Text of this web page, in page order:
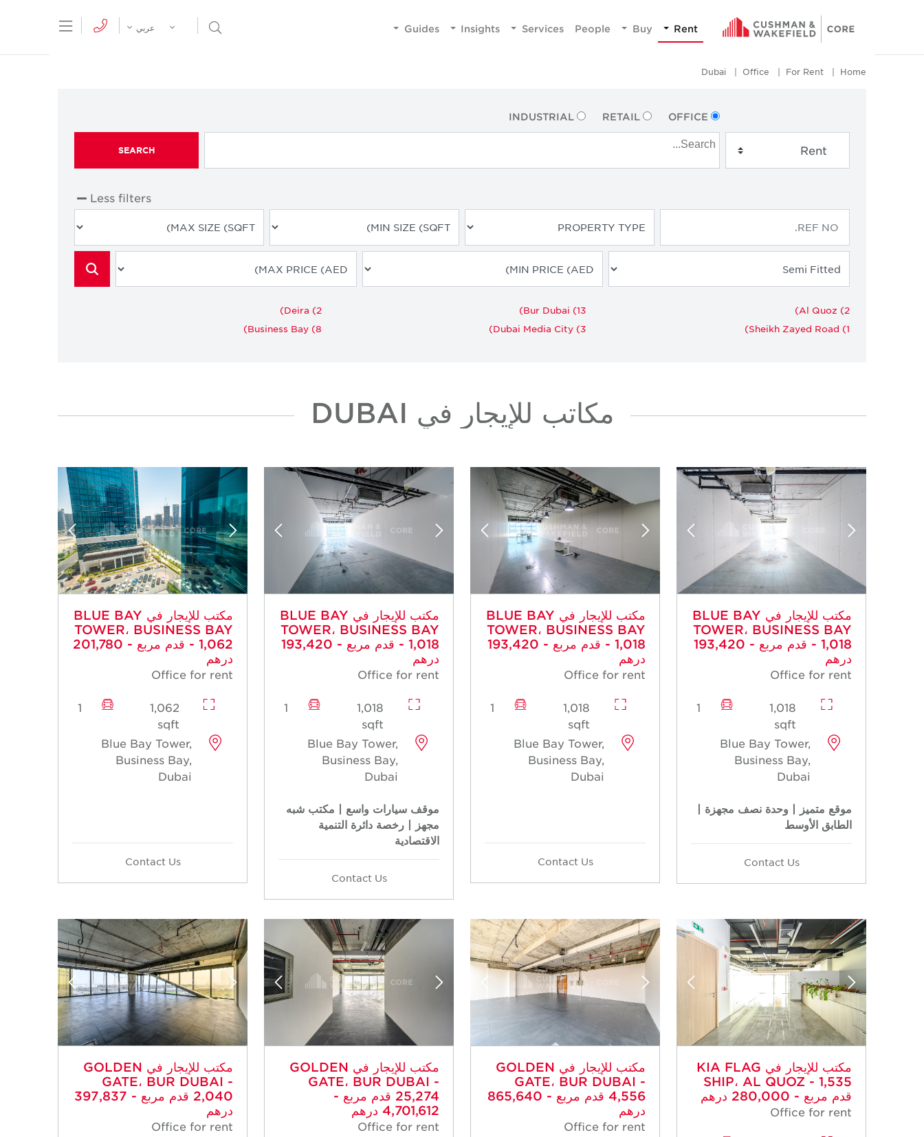
Rent
Buy
People
Services
Insights
Guides
Menu Open Search Menu
عربي
Home
For Rent
Office
Dubai
OFFICE
RETAIL
INDUSTRIAL
SEARCH
Less filters
Al Quoz (2)
Sheikh Zayed Road (1)
Bur Dubai (13)
Dubai Media City (3)
Deira (2)
Business Bay (8)
مكاتب للإيجار في DUBAI
مكتب للإيجار في BLUE BAY
TOWER، BUSINESS BAY
- 1,018 قدم مربع - 193,420
درهم
Office for rent
1,018
sqft
1
Blue Bay Tower,
Business Bay,
Dubai
موقع متميز | وحدة نصف مجهزة |
الطابق الأوسط
Contact Us
مكتب للإيجار في BLUE BAY
TOWER، BUSINESS BAY
- 1,018 قدم مربع - 193,420
درهم
Office for rent
1,018
sqft
1
Blue Bay Tower,
Business Bay,
Dubai
Contact Us
مكتب للإيجار في BLUE BAY
TOWER، BUSINESS BAY
- 1,018 قدم مربع - 193,420
درهم
Office for rent
1,018
sqft
1
Blue Bay Tower,
Business Bay,
Dubai
موقف سيارات واسع | مكتب شبه
مجهز | رخصة دائرة التنمية
الاقتصادية
Contact Us
مكتب للإيجار في BLUE BAY
TOWER، BUSINESS BAY
- 1,062 قدم مربع - 201,780
درهم
Office for rent
1,062
sqft
1
Blue Bay Tower,
Business Bay,
Dubai
Contact Us
مكتب للإيجار في KIA FLAG
SHIP، AL QUOZ - 1,535
قدم مربع - 280,000 درهم
Office for rent
مكتب للإيجار في GOLDEN
GATE، BUR DUBAI -
4,556 قدم مربع - 865,640
درهم
Office for rent
مكتب للإيجار في GOLDEN
GATE، BUR DUBAI -
25,274 قدم مربع -
4,701,612 درهم
Office for rent
مكتب للإيجار في GOLDEN
GATE، BUR DUBAI -
2,040 قدم مربع - 397,837
درهم
Office for rent